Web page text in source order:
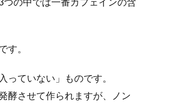
す。
っていない」ものです。
酵させて作られますが、ノン